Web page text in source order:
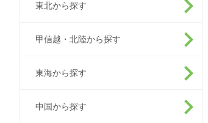
東北から探す
甲信越・北陸から探す
東海から探す
中国から探す